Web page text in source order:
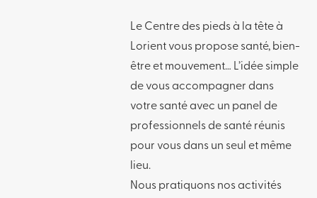
Le Centre des pieds à la tête à
Lorient vous propose santé, bien-
être et mouvement… L’idée simple
de vous accompagner dans
votre santé avec un panel de
professionnels de santé réunis
pour vous dans un seul et même
lieu.
Nous pratiquons nos activités